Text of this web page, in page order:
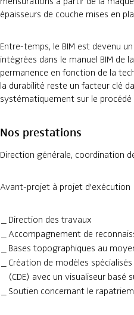
épaisseurs de couche mises en
Entre-temps, le BIM est devenu
intégrées dans le manuel BIM de
permanence en fonction de la
la durabilité reste un facteur clé
systématiquement sur le
Nos prestations
Direction générale, coordination
Avant-projet à projet d'exécution
Direction des travaux
Accompagnement de
Bases topographiques au
Création de modèles
(CDE) avec un visualiseur
Soutien concernant le